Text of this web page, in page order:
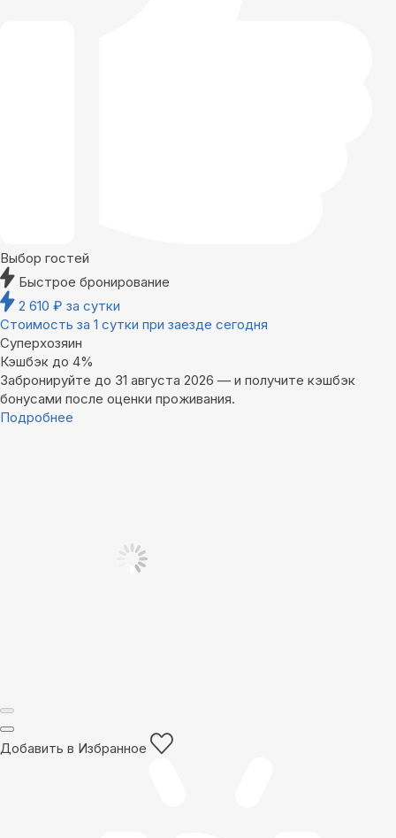
Выбор гостей
Быстрое бронирование
2 610 ₽ за сутки
Стоимость за 1 сутки при заезде сегодня
Суперхозяин
Кэшбэк до 4%
Забронируйте до 31 августа 2026 — и получите кэшбэк
бонусами после оценки проживания.
Подробнее
Добавить в Избранное